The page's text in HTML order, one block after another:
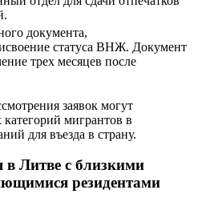
документа,
статуса ВНЖ. Документ
трех месяцев после
заявок могут
категорий мигрантов в
для въезда в страну.
Литве с близкими
резидентами